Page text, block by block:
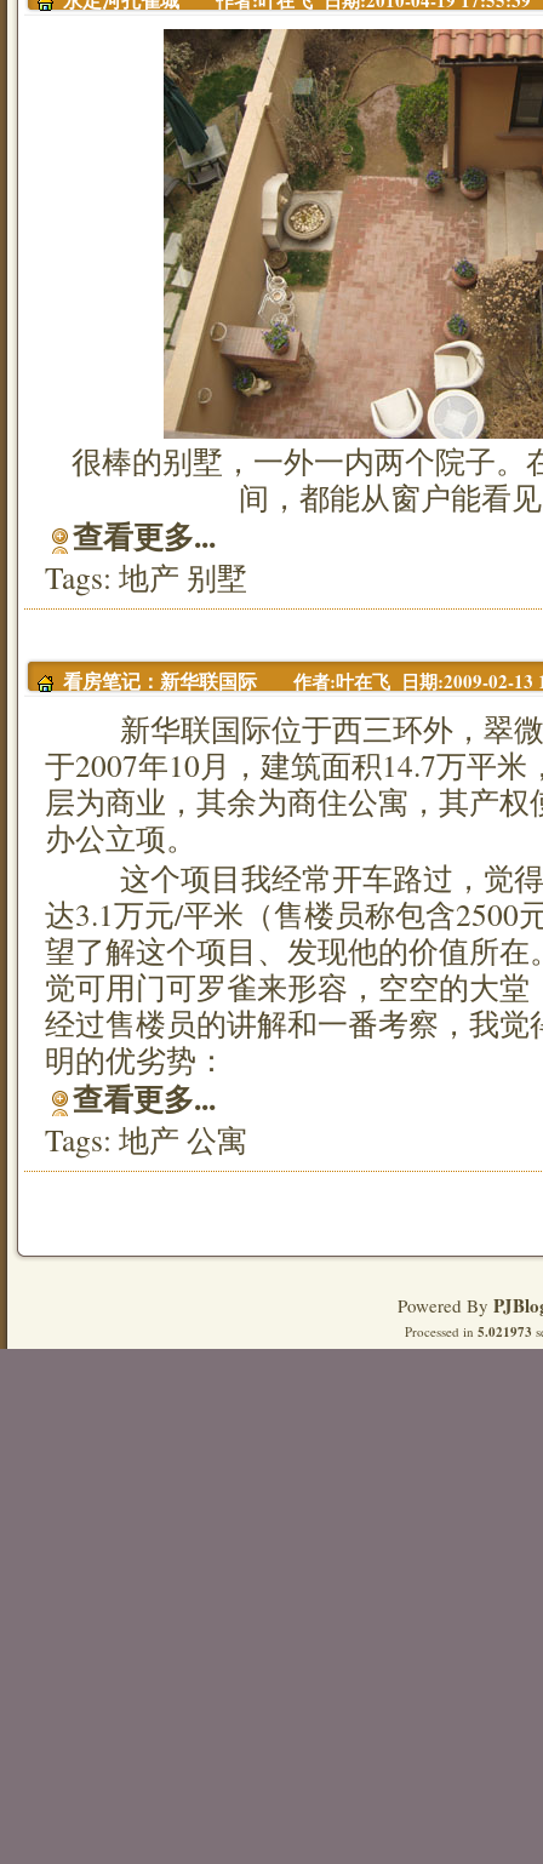
很棒的别墅，一外一内两个院子。
间，都能从窗户能看
查看更多...
Tags: 地产 别墅
看房笔记：新华联国际 作者:叶在飞 日期:2009-02-13
新华联国际位于西三环外，翠微
于2007年10月，建筑面积14.7万平米
层为商业，其余为商住公寓，其产权
办公立项。
这个项目我经常开车路过，觉得
达3.1万元/平米（售楼员称包含2500
望了解这个项目、发现他的价值所
觉可用门可罗雀来形容，空空的大
经过售楼员的讲解和一番考察，我
明的优劣势：
查看更多...
Tags: 地产 公寓
Powered By
Processed in 5.021973